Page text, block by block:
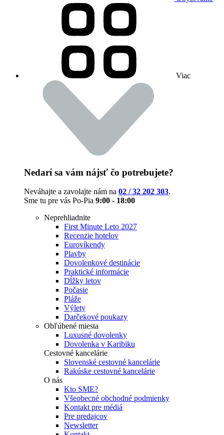
Viac
Nedarí sa vám nájsť čo potrebujete?
Neváhajte a zavolajte nám na 02 / 32 202 303.
Sme tu pre vás Po-Pia 9:00 - 18:00
Neprehliadnite
First Minute Leto 2027
Recenzie hotelov
Eurovíkendy
Plavby
Dovolenkové destinácie
Praktické informácie
Dĺžky letov
Počasie
Pláže
Výlety
Darčekové poukazy
Obľúbené miesta
Luxusné dovolenky
Dovolenka v Karibiku
Cestovné kancelárie
Slovenské cestovné kancelárie
Rakúske cestovné kancelárie
O nás
Kto SME?
Všeobecné obchodné podmienky
Kontakt pre médiá
Pre predajcov
Newsletter